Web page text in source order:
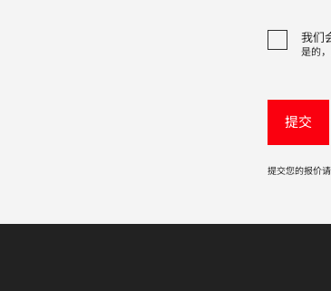
我们
是的
提交您的报价